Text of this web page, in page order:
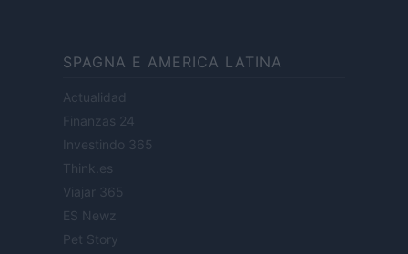
SPAGNA E AMERICA LATINA
Actualidad
Finanzas 24
Investindo 365
Think.es
Viajar 365
ES Newz
Pet Story